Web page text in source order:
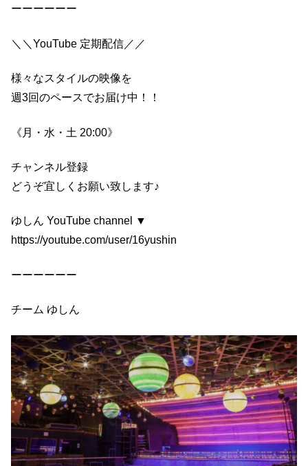
ーーーーーー
＼＼YouTube 定期配信／／
様々なスタイルの映像を
週3回のペースでお届け中！！
《月・水・土 20:00》
チャンネル登録
どうぞ宜しくお願い致します♪
ゆしん YouTube channel ▼
https://youtube.com/user/16yushin
ーーーーーー
チーム ゆしん